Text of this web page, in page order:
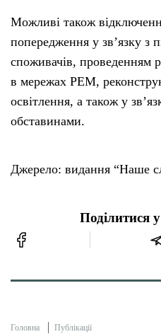
Можливі також
попередження у зв’язку з
споживачів, проведенням
в мережах РЕМ,
освітлення, а також у
обставинами.
Джерело: видання “Наше
Поділитися
Головна Публікації